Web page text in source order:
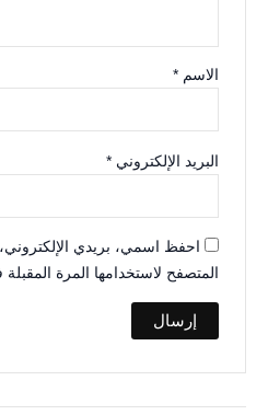
الاسم*
البريد الإلكتروني*
احفظ اسمي، بريدي
المتصفح لاستخدامها المرة